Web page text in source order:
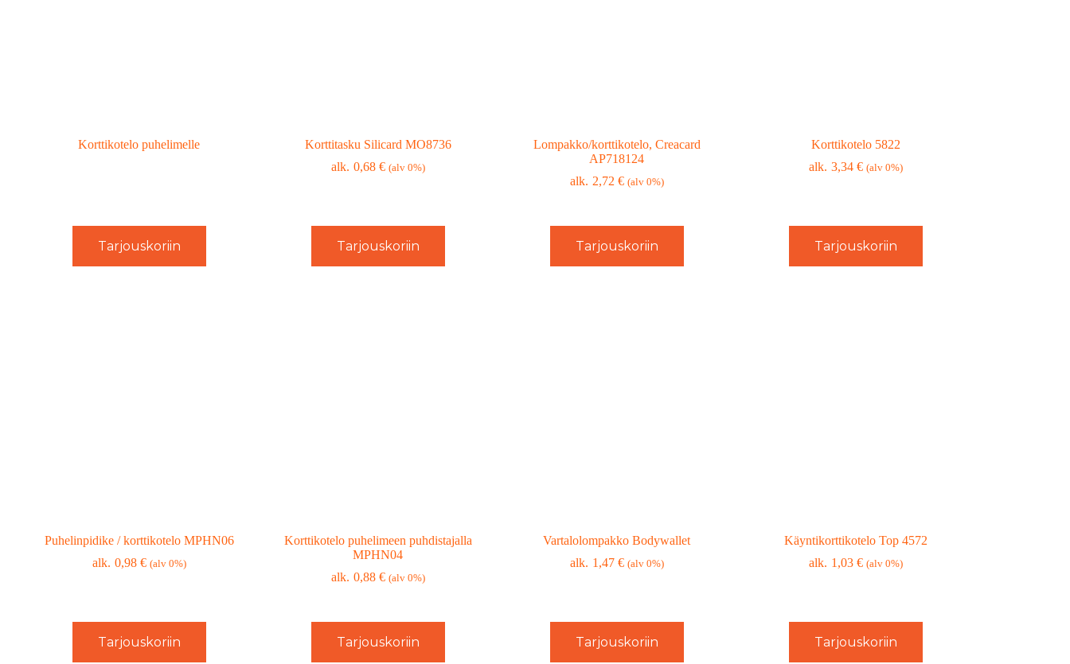
Korttikotelo puhelimelle
Tarjouskoriin
Korttitasku Silicard MO8736
0,68 € (alv 0%)
Tarjouskoriin
Lompakko/korttikotelo, Creacard
AP718124
2,72 € (alv 0%)
Tarjouskoriin
Korttikotelo 5822
3,34 € (alv 0%)
Tarjouskoriin
Puhelinpidike / korttikotelo MPHN06
0,98 € (alv 0%)
Tarjouskoriin
Korttikotelo puhelimeen puhdistajalla
MPHN04
0,88 € (alv 0%)
Tarjouskoriin
Vartalolompakko Bodywallet
1,47 € (alv 0%)
Tarjouskoriin
Käyntikorttikotelo Top 4572
1,03 € (alv 0%)
Tarjouskoriin